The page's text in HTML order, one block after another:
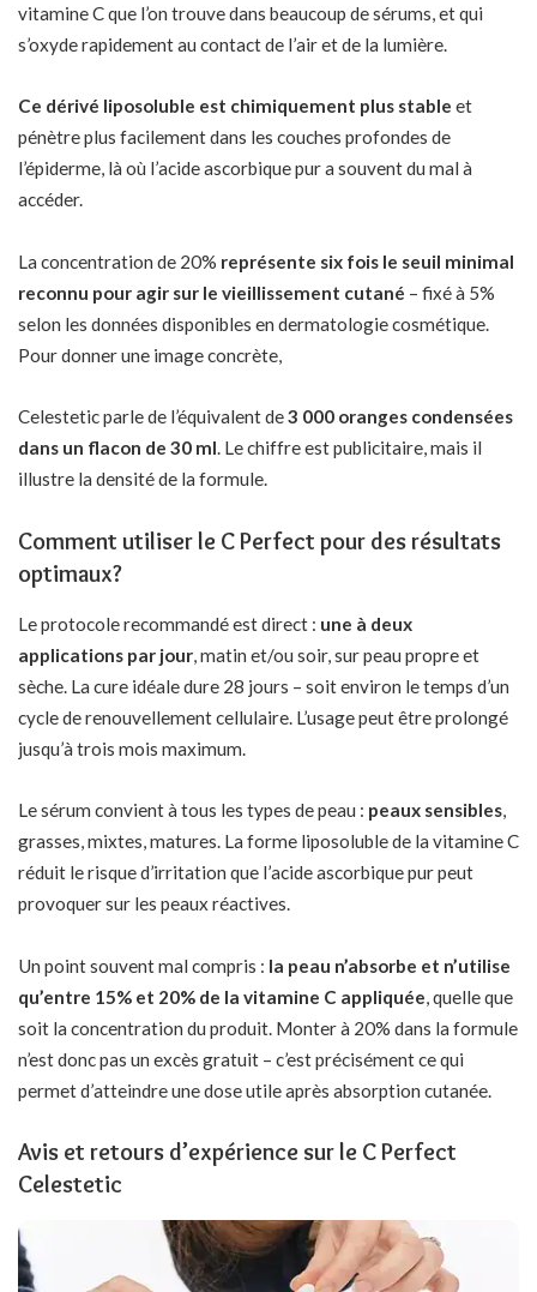
vitamine C que l’on trouve dans beaucoup de sérums, et qui
s’oxyde rapidement au contact de l’air et de la lumière.
Ce dérivé liposoluble est chimiquement plus stable et
pénètre plus facilement dans les couches profondes de
l’épiderme, là où l’acide ascorbique pur a souvent du mal à
accéder.
La concentration de 20% représente six fois le seuil minimal
reconnu pour agir sur le vieillissement cutané – fixé à 5%
selon les données disponibles en dermatologie cosmétique.
Pour donner une image concrète,
Celestetic parle de l’équivalent de3 000 oranges condensées
dans un flacon de 30 ml. Le chiffre est publicitaire, mais il
illustre la densité de la formule.
Comment utiliser le C Perfect pour des résultats
optimaux?
Le protocole recommandé est direct : une à deux
applications par jour, matin et/ou soir, sur peau propre et
sèche. La cure idéale dure 28 jours – soit environ le temps d’un
cycle de renouvellement cellulaire. L’usage peut être prolongé
jusqu’à trois mois maximum.
Le sérum convient à tous les types de peau : peaux sensibles,
grasses, mixtes, matures. La forme liposoluble de la vitamine C
réduit le risque d’irritation que l’acide ascorbique pur peut
provoquer sur les peaux réactives.
Un point souvent mal compris : la peau n’absorbe et n’utilise
qu’entre 15% et 20% de la vitamine C appliquée, quelle que
soit la concentration du produit. Monter à 20% dans la formule
n’est donc pas un excès gratuit – c’est précisément ce qui
permet d’atteindre une dose utile après absorption cutanée.
Avis et retours d’expérience sur le C Perfect
Celestetic